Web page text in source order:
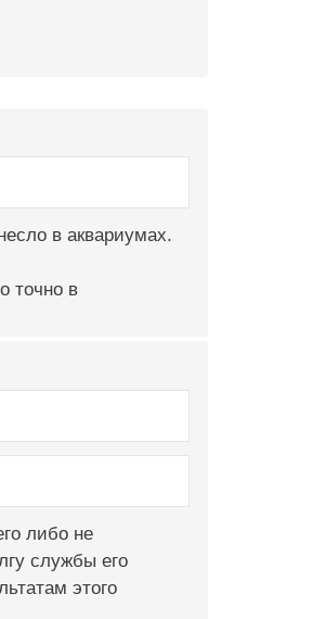
в аквариумах.
точно в
либо не
службы его
этого